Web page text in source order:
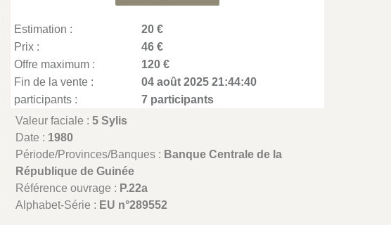
Estimation :
20 €
Prix :
46 €
Offre maximum :
120 €
Fin de la vente :
04 août 2025 21:44:40
participants :
7 participants
Valeur faciale :5 Sylis
Date : 1980
Période/Provinces/Banques : Banque Centrale de la
République de Guinée
Référence ouvrage : P.22a
Alphabet-Série : EU n°289552